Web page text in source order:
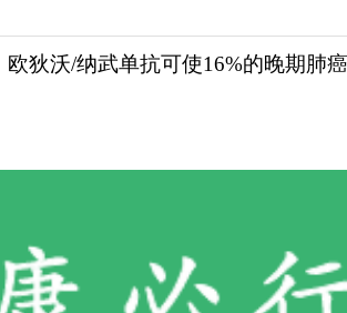
欧狄沃/纳武单抗可使16%的晚期肺